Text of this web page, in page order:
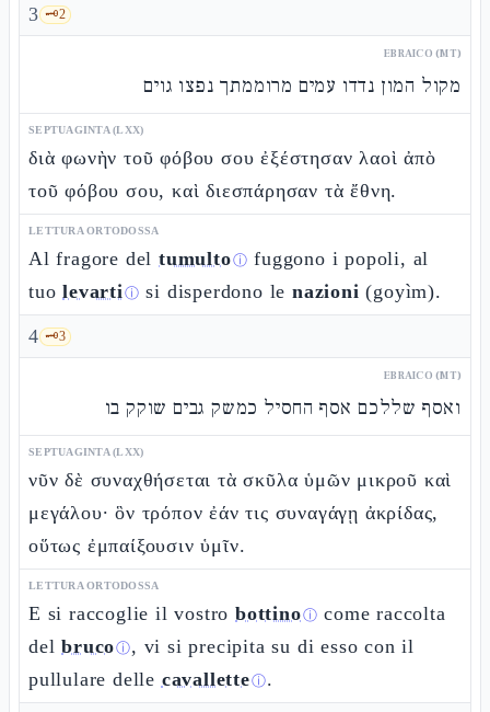
3 🗝️2
EBRAICO (MT)
מקול המון נדדו עמים מרוממתך נפצו גוים
SEPTUAGINTA (LXX)
διὰ φωνὴν τοῦ φόβου σου ἐξέστησαν λαοὶ ἀπὸ
τοῦ φόβου σου, καὶ διεσπάρησαν τὰ ἔθνη.
LETTURA ORTODOSSA
Al fragore del tumultoⓘ fuggono i popoli, al
tuolevartiⓘ si disperdono lenazioni (goyìm).
4 🗝️3
EBRAICO (MT)
ואסף שללכם אסף החסיל כמשק גבים שוקק בו
SEPTUAGINTA (LXX)
νῦν δὲ συναχθήσεται τὰ σκῦλα ὑμῶν μικροῦ καὶ
μεγάλου· ὃν τρόπον ἐάν τις συναγάγῃ ἀκρίδας,
οὕτως ἐμπαίξουσιν ὑμῖν.
LETTURA ORTODOSSA
E si raccoglie il vostro bottinoⓘ come raccolta
delbrucoⓘ, vi si precipita su di esso con il
pullulare delle cavalletteⓘ.